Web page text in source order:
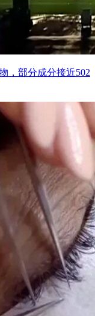
，部分成分接近502